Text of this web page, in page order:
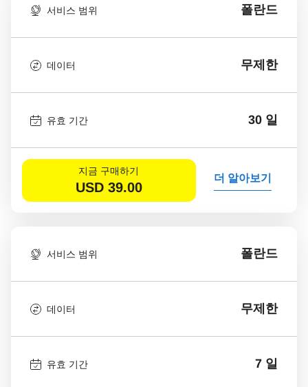
서비스 범위 폴란드
데이터 무제한
유효 기간 30 일
지금 구매하기
USD 39.00
더 알아보기
서비스 범위 폴란드
데이터 무제한
유효 기간 7 일